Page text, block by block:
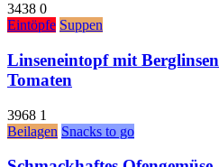
3438 0
Eintöpfe Suppen
Linseneintopf mit
Tomaten
3968 1
Beilagen Snacks to go